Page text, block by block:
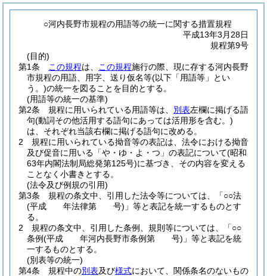
○河内長野市規程の用語等の統一に関する措置規程
平成13年3月28日
規程第9号
(目的)
第1条
この規程は、 この規程施行の際、現に存する河内長野
市規程の用語、用字、送り仮名等(以下「用語等」とい
う。)の統一を図ることを目的とする。
(用語等の統一の基準)
第2条
規程に用いられている用語等は、 別表左欄に掲げる語
句(動詞その他活用する語句にあっては活用形を含む。)
は、それぞれ当該右欄に掲げる語句に改める。
2
規程に用いられている拗音等の表記は、法令における拗音
及び促音に用いる「や・ゆ・よ・つ」の表記について(昭和
63年内閣法制局総発第125号)に基づき、その内容を変える
ことなく小書きとする。
(法令及び例規の引用)
第3条
規程の条文中、引用した法令等については、「○○法
(平成 年法律第 号) 」等と表記を統一するものとす
る。
2
規程の条文中、引用した条例、規則等については、「○○
条例(平成 年河内長野市条例第 号) 」等と表記を統
一するものとする。
(別表等の統一)
第4条
規程中の別表及び様式において、関係条名のないもの